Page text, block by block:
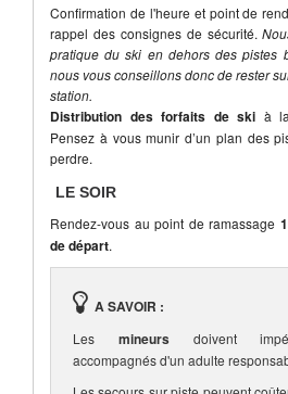
Confirmation de l'heure et point de
rappel des consignes de sécurité.
pratique du ski en dehors des pistes
nous vous conseillons donc de rester
station.
Distribution des forfaits de ski à
Pensez à vous munir d’un plan des
perdre.
LE SOIR
Rendez-vous au point de ramassage
de départ.
A SAVOIR :
Les mineurs doivent
accompagnés d'un adulte